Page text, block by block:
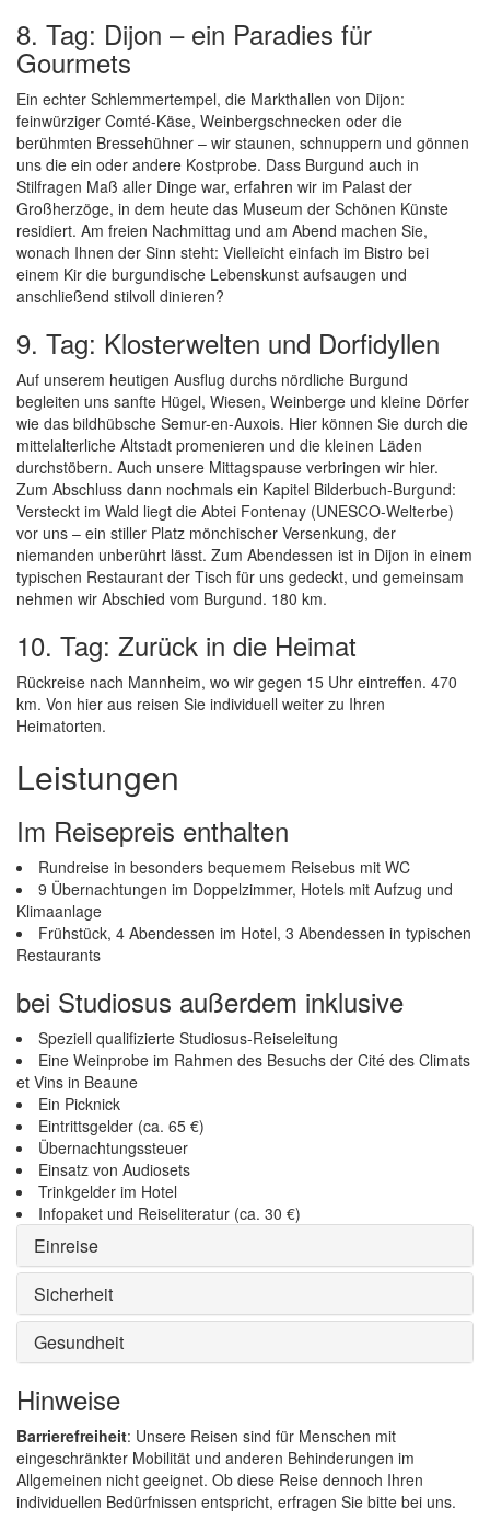
8. Tag: Dijon – ein Paradies für
Gourmets
Ein echter Schlemmertempel, die Markthallen von Dijon:
feinwürziger Comté-Käse, Weinbergschnecken oder die
berühmten Bressehühner – wir staunen, schnuppern und gönnen
uns die ein oder andere Kostprobe. Dass Burgund auch in
Stilfragen Maß aller Dinge war, erfahren wir im Palast der
Großherzöge, in dem heute das Museum der Schönen Künste
residiert. Am freien Nachmittag und am Abend machen Sie,
wonach Ihnen der Sinn steht: Vielleicht einfach im Bistro bei
einem Kir die burgundische Lebenskunst aufsaugen und
anschließend stilvoll dinieren?
9. Tag: Klosterwelten und Dorfidyllen
Auf unserem heutigen Ausflug durchs nördliche Burgund
begleiten uns sanfte Hügel, Wiesen, Weinberge und kleine Dörfer
wie das bildhübsche Semur-en-Auxois. Hier können Sie durch die
mittelalterliche Altstadt promenieren und die kleinen Läden
durchstöbern. Auch unsere Mittagspause verbringen wir hier.
Zum Abschluss dann nochmals ein Kapitel Bilderbuch-Burgund:
Versteckt im Wald liegt die Abtei Fontenay (UNESCO-Welterbe)
vor uns – ein stiller Platz mönchischer Versenkung, der
niemanden unberührt lässt. Zum Abendessen ist in Dijon in einem
typischen Restaurant der Tisch für uns gedeckt, und gemeinsam
nehmen wir Abschied vom Burgund. 180 km.
10. Tag: Zurück in die Heimat
Rückreise nach Mannheim, wo wir gegen 15 Uhr eintreffen. 470
km. Von hier aus reisen Sie individuell weiter zu Ihren
Heimatorten.
Leistungen
Im Reisepreis enthalten
Rundreise in besonders bequemem Reisebus mit WC
9 Übernachtungen im Doppelzimmer, Hotels mit Aufzug und
Klimaanlage
Frühstück, 4 Abendessen im Hotel, 3 Abendessen in typischen
Restaurants
bei Studiosus außerdem inklusive
Speziell qualifizierte Studiosus-Reiseleitung
Eine Weinprobe im Rahmen des Besuchs der Cité des Climats
et Vins in Beaune
Ein Picknick
Eintrittsgelder (ca. 65 €)
Übernachtungssteuer
Einsatz von Audiosets
Trinkgelder im Hotel
Infopaket und Reiseliteratur (ca. 30 €)
Einreise
Sicherheit
Gesundheit
Hinweise
Barrierefreiheit: Unsere Reisen sind für Menschen mit
eingeschränkter Mobilität und anderen Behinderungen im
Allgemeinen nicht geeignet. Ob diese Reise dennoch Ihren
individuellen Bedürfnissen entspricht, erfragen Sie bitte bei uns.